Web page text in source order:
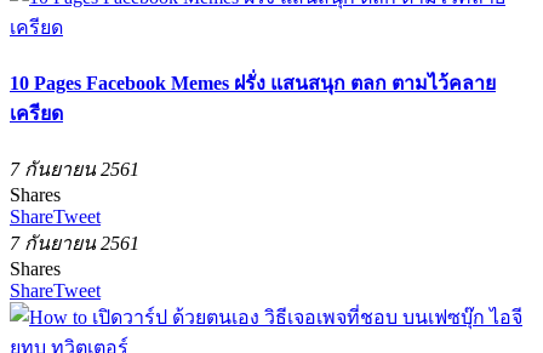
10 Pages Facebook Memes ฝรั่ง แสนสนุก ตลก ตามไว้คลาย
เครียด
7 กันยายน 2561
Shares
ShareTweet
7 กันยายน 2561
Shares
ShareTweet